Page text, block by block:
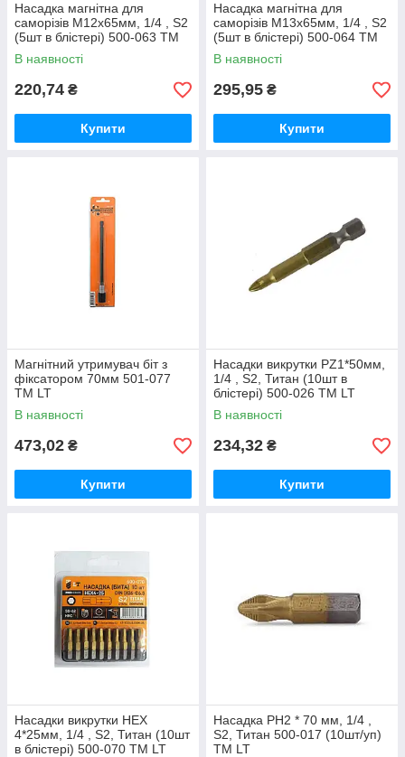
Насадка магнітна для
саморізів М12х65мм, 1/4 , S2
(5шт в блістері) 500-063 ТМ
LT
В наявності
220,74 ₴
Купити
Насадка магнітна для
саморізів М13х65мм, 1/4 , S2
(5шт в блістері) 500-064 ТМ
LT
В наявності
295,95 ₴
Купити
Магнітний утримувач біт з
фіксатором 70мм 501-077
ТМ LT
В наявності
473,02 ₴
Купити
Насадки викрутки РZ1*50мм,
1/4 , S2, Титан (10шт в
блістері) 500-026 ТМ LT
В наявності
234,32 ₴
Купити
Насадки викрутки НЕХ
4*25мм, 1/4 , S2, Титан (10шт
в блістері) 500-070 ТМ LT
Насадка РН2 * 70 мм, 1/4 ,
S2, Титан 500-017 (10шт/уп)
ТМ LT